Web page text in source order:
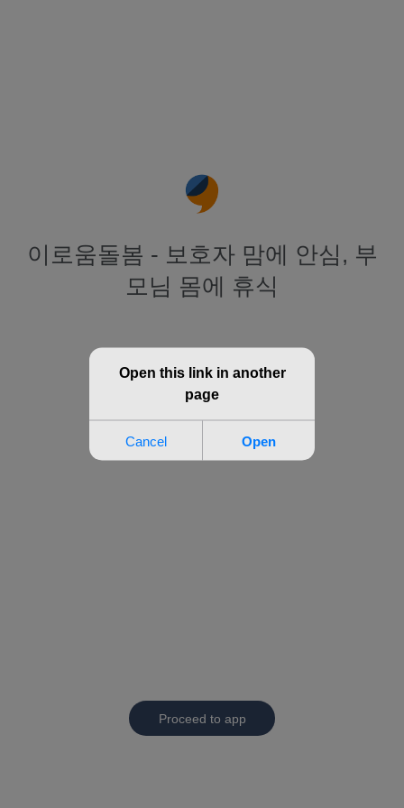
이로움돌봄 - 보호자 맘에 안심, 부
모님 몸에 휴식
Proceed to app